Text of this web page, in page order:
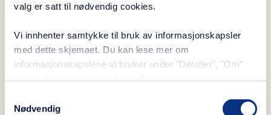
valg er satt til nødvendig cookies.
Vi innhenter samtykke til bruk av informasjonskapsler
med dette skjemaet. Du kan lese mer om
informasjonskapslene vi bruker under "Detaljer", "Om"
Nødvendig
henne godt. Naja ble skjermet for mange av de
rusmisbruk, nettopp fordi hun var mest hos
mamma.
fine, små øyeblikkene, forteller hun.